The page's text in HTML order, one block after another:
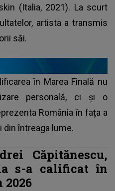
(Italia, 2021). La scurt
artista a transmis
săi.
în Marea Finală nu
personală, ci și o
România în fața a
întreaga lume.
Căpitănescu,
s-a calificat în